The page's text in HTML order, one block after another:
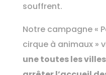
souffrent.
Notre campagne «
cirque à animaux »
une toutes les